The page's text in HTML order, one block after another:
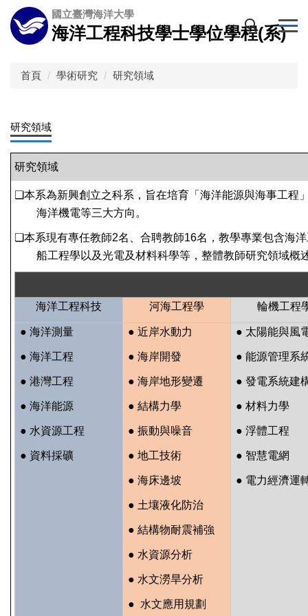
跳
到
主
國立臺灣海洋大學
海洋工程科技學士學位學程(系)
首頁 學術研究 研究領域
研究領域
研究領域
❏本系為新興創立之科系，旨在培育「海洋能源與海事工程
海洋機電等三大方向。
❏本系現有專任教師2名、合聘教師16名，教學專業包含海
船工程學以及光電及材料科學等，整體教師研究領域概
海洋工程科技 河海工程學 輪機工程
● 海洋測量
● 海洋工程
● 港灣工程
● 海洋能源
● 水資源工程
● 資料採礦
● 近岸水動力
● 海岸開發
● 海岸地形變遷
● 結構力學
● 振動與噪音
● 地工技術
● 海床邊坡
● 土壤液化防治
● 結構物耐震補強
● 水資源分析
● 水文澇旱分析
● 水文應用規劃
● 太陽能與風
● 能源管理系
● 發電系統建
● 材料力學
● 浮體工程
● 智慧電網
● 電力經濟運